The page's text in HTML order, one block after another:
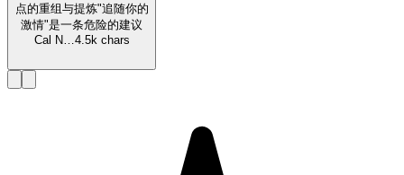
点的重组与提炼"追随你的
激情"是一条危险的建议
Cal N… 4.5k chars